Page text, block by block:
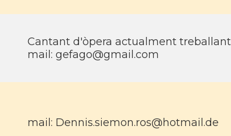
Cantant d'òpera actualment
mail: gefago@gmail.com
mail: Dennis.siemon.ros@hotmail.de